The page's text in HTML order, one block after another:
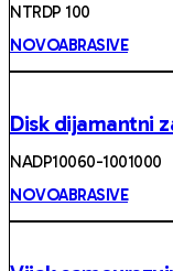
NTRDP 100
NOVOABRASIVE
Disk dijamantni
NADP10060-1001000
NOVOABRASIVE